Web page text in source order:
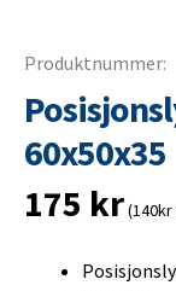
Produktnummer:
60x50x35
175 kr